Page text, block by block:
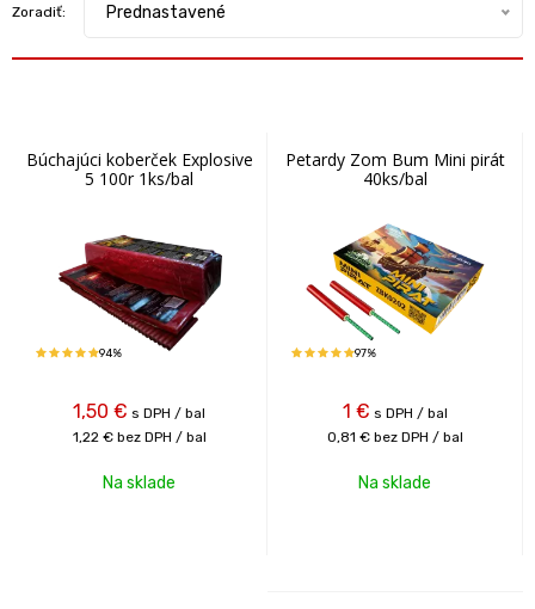
Zoradiť: Prednastavené
Búchajúci koberček Explosive
5 100r 1ks/bal
94%
1,50 € s DPH / bal
1,22 € bez DPH / bal
Na sklade
Petardy Zom Bum Mini pirát
40ks/bal
97%
1 € s DPH / bal
0,81 € bez DPH / bal
Na sklade